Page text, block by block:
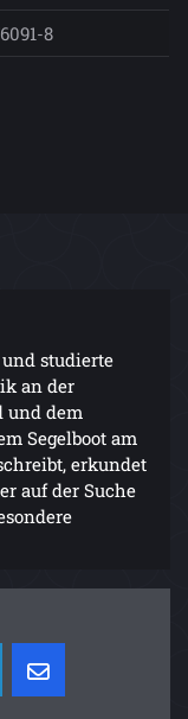
8
und studierte
an der
und dem
Segelboot am
erkundet
auf der Suche